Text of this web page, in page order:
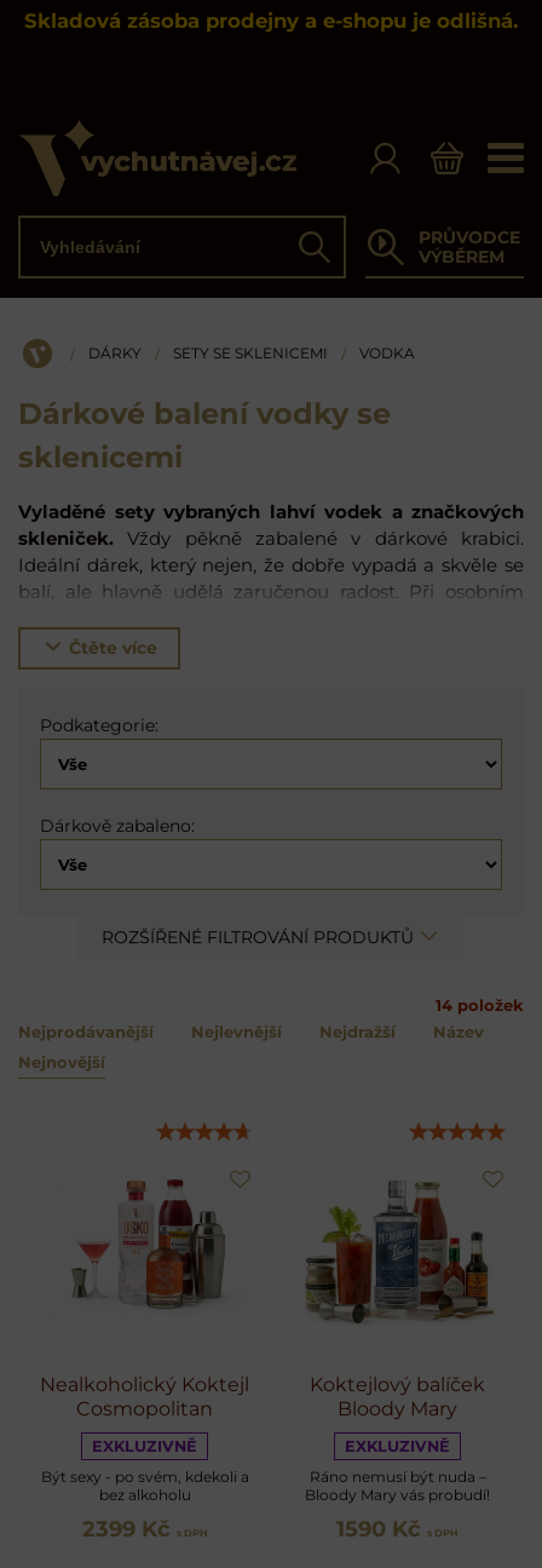
Skladová zásoba prodejny a e-shopu je odlišná.
Hledat
PRŮVODCE
VÝBĚREM
ÚVOD
/ DÁRKY / SETY SE SKLENICEMI / VODKA
Dárkové balení vodky se
sklenicemi
Vyladěné sety vybraných lahví vodek a značkových
skleniček. Vždy pěkně zabalené v dárkové krabici.
Ideální dárek, který nejen, že dobře vypadá a skvěle se
balí, ale hlavně udělá zaručenou radost. Při osobním
balícího papíru. Stačí, když se o tom zmíníte v
poznámce objednávky. Čas stylového popíjení právě
Čtěte více
Podkategorie:
Dárkově zabaleno:
ROZŠÍŘENÉ FILTROVÁNÍ PRODUKTŮ
14 položek
Nejprodávanější
Nejlevnější Nejdražší
Název
Nejnovější
Nealkoholický Koktejl
Cosmopolitan
EXKLUZIVNĚ
Být sexy - po svém, kdekoli a
bez alkoholu
2399 Kč s DPH
Koktejlový balíček
Bloody Mary
EXKLUZIVNĚ
Ráno nemusí být nuda –
Bloody Mary vás probudí!
1590 Kč s DPH